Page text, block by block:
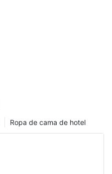
Ropa de cama de hotel